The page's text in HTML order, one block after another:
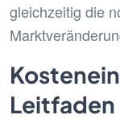
gleichzeitig die
Leitfaden